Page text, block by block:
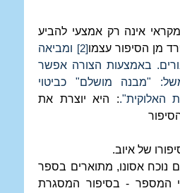
אינה רק אמצעי להביע
מן הסיפור עצמו[2] ומביאה
באמצעות הצורה אפשר
"מבנה מושלם" כביטוי
האלוקית".: היא יוצרת את
של איוב.
נוכח אסונו, מתוארים בספר
המספר - בסיפור המסגרת